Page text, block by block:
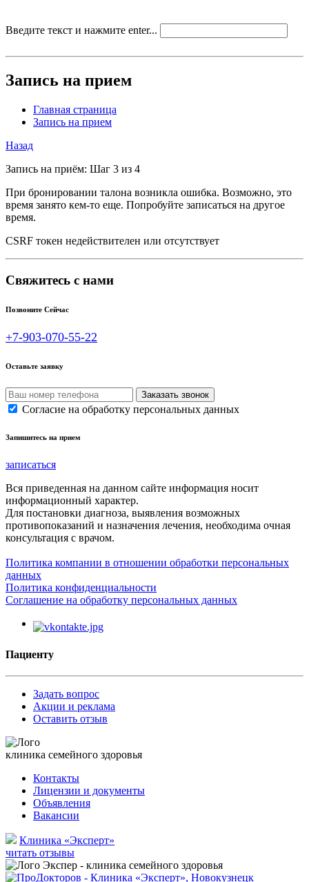
Введите текст и нажмите enter...
Запись на прием
Главная страница
Запись на прием
Назад
Запись на приём: Шаг 3 из 4
При бронировании талона возникла ошибка. Возможно, это
время занято кем-то еще. Попробуйте записаться на другое
время.
CSRF токен недействителен или отсутствует
Свяжитесь с нами
Позвоните Сейчас
+7-903-070-55-22
Оставьте заявку
Согласие на обработку персональных данных
Запишитесь на прием
записаться
Вся приведенная на данном сайте информация носит
информационный характер.
Для постановки диагноза, выявления возможных
противопоказаний и назначения лечения, необходима очная
консультация с врачом.
Политика компании в отношении обработки персональных
данных
Политика конфиденциальности
Соглашение на обработку персональных данных
Пациенту
Задать вопрос
Акции и реклама
Оставить отзыв
клиника семейного здоровья
Контакты
Лицензии и документы
Объявления
Вакансии
Клиника «Эксперт»
читать отзывы